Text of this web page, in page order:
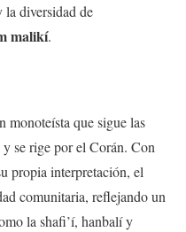
la diversidad de
malikí.
monoteísta que sigue las
se rige por el Corán. Con
propia interpretación, el
comunitaria, reflejando un
la shafi’í, hanbalí y